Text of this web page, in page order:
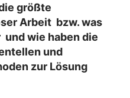
größte
Arbeit bzw.was
wie haben die
und
zur Lösung